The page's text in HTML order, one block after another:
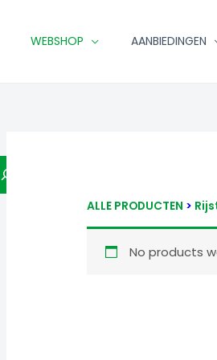
WEBSHOP AANBIEDINGEN
ALLE PRODUCTEN >
No products